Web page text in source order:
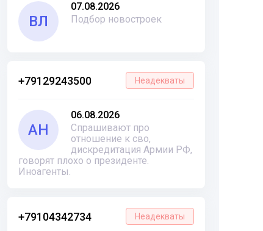
ВЛ
07.08.2026
Подбор новостроек
+79129243500 Неадекваты
АН
06.08.2026
Спрашивают про
отношение к сво,
дискредитация Армии РФ,
говорят плохо о президенте.
Иноагенты.
+79104342734 Неадекваты